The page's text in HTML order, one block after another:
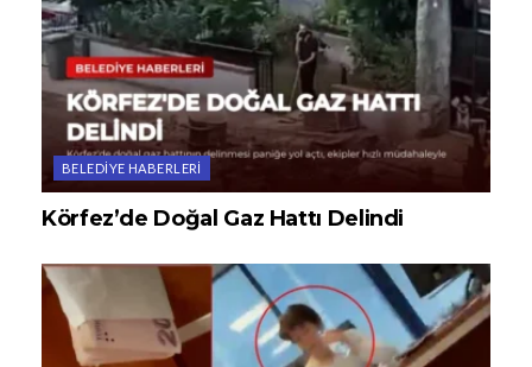
BELEDIYE HABERLERI
Körfez’de Doğal Gaz Hattı Delindi